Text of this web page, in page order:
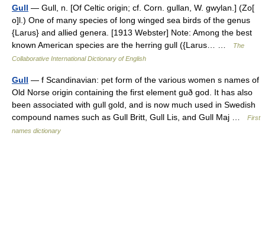
Gull — Gull, n. [Of Celtic origin; cf. Corn. gullan, W. gwylan.] (Zo[
o]l.) One of many species of long winged sea birds of the genus
{Larus} and allied genera. [1913 Webster] Note: Among the best
known American species are the herring gull ({Larus… …
The
Collaborative International Dictionary of English
Gull — f Scandinavian: pet form of the various women s names of
Old Norse origin containing the first element guð god. It has also
been associated with gull gold, and is now much used in Swedish
compound names such as Gull Britt, Gull Lis, and Gull Maj …
First
names dictionary